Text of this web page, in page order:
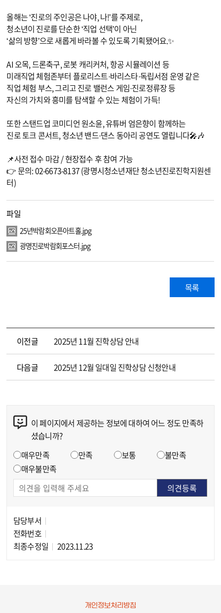
올해는 ‘진로의 주인공은 나야, 나!’를 주제로,
청소년이 진로를 단순한 ‘직업 선택’이 아닌
‘삶의 방향’으로 새롭게 바라볼 수 있도록 기획됐어요.✨
AI 오목, 드론축구, 로봇 캐리커처, 항공 시뮬레이션 등
미래직업 체험존부터 플로리스트·바리스타·독립서점 운영 같은
직업 체험 부스, 그리고 진로 밸런스 게임·진로정류장 등
자신의 가치와 흥미를 탐색할 수 있는 체험이 가득!
또한 스탠드업 코미디언 원소윤, 유튜버 엄은향이 함께하는
진로 토크 콘서트, 청소년 밴드·댄스 동아리 공연도 열립니다🎤🎶
📌사전 접수 마감 / 현장접수 후 참여 가능
👉 문의: 02-6673-8137 (광명시청소년재단 청소년진로진학지원센
터)
파일
25년박람회오픈아트홀.jpg
광명진로박람회포스터.jpg
목록
이전글 2025년 11월 진학상담 안내
다음글 2025년 12월 일대일 진학상담 신청안내
이 페이지에서 제공하는 정보에 대하여 어느 정도 만족하
셨습니까?
매우만족 만족 보통
불만족
매우불만족
담당부서
전화번호
최종수정일
2023.11.23
개인정보처리방침